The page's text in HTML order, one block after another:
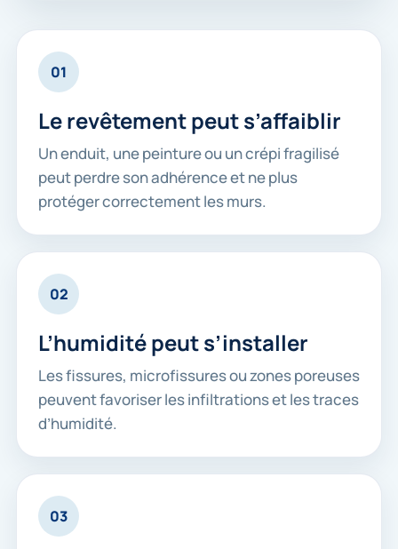
01
Le revêtement peut s’affaiblir
Un enduit, une peinture ou un crépi fragilisé
peut perdre son adhérence et ne plus
protéger correctement les murs.
02
L’humidité peut s’installer
Les fissures, microfissures ou zones poreuses
peuvent favoriser les infiltrations et les traces
d’humidité.
03